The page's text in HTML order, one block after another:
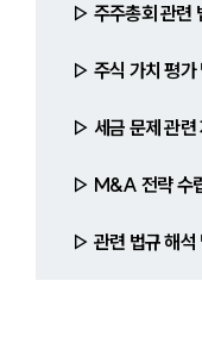
▷ 주주총회 관련
▷ 주식 가치 평가
▷ 세금 문제 관련
▷ M&A 전략 수
▷ 관련 법규 해석